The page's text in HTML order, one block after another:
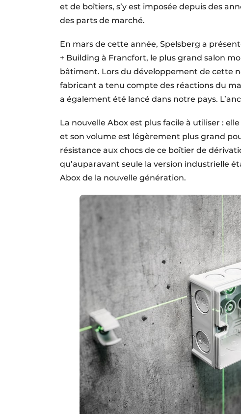
et de boîtiers, s’y est imposée depuis des
des parts de marché.
En mars de cette année, Spelsberg a
+ Building à Francfort, le plus grand salon
bâtiment. Lors du développement de cette
fabricant a tenu compte des réactions du
a également été lancé dans notre pays.
La nouvelle Abox est plus facile à utiliser :
et son volume est légèrement plus grand
résistance aux chocs de ce boîtier de
qu’auparavant seule la version industrielle
Abox de la nouvelle génération.